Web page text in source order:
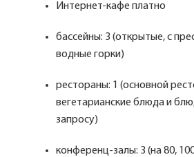
Интернет-кафе платно
бассейны: 3 (открытые, с
водные горки)
рестораны: 1 (основной
вегетарианские блюда и
запросу)
конференц-залы: 3 (на 80,